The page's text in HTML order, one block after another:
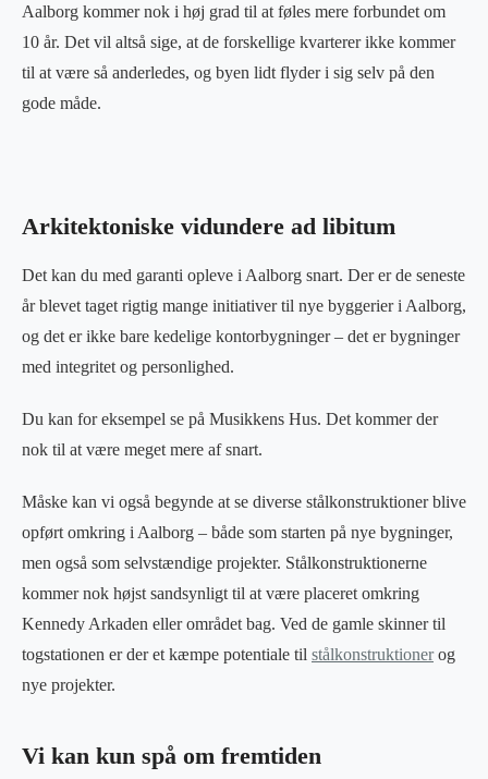
Aalborg kommer nok i høj grad til at føles mere forbundet om
10 år. Det vil altså sige, at de forskellige kvarterer ikke kommer
til at være så anderledes, og byen lidt flyder i sig selv på den
gode måde.
Arkitektoniske vidundere ad libitum
Det kan du med garanti opleve i Aalborg snart. Der er de seneste
år blevet taget rigtig mange initiativer til nye byggerier i Aalborg,
og det er ikke bare kedelige kontorbygninger – det er bygninger
med integritet og personlighed.
Du kan for eksempel se på Musikkens Hus. Det kommer der
nok til at være meget mere af snart.
Måske kan vi også begynde at se diverse stålkonstruktioner blive
opført omkring i Aalborg – både som starten på nye bygninger,
men også som selvstændige projekter. Stålkonstruktionerne
kommer nok højst sandsynligt til at være placeret omkring
Kennedy Arkaden eller området bag. Ved de gamle skinner til
togstationen er der et kæmpe potentiale til stålkonstruktionerog
nye projekter.
Vi kan kun spå om fremtiden